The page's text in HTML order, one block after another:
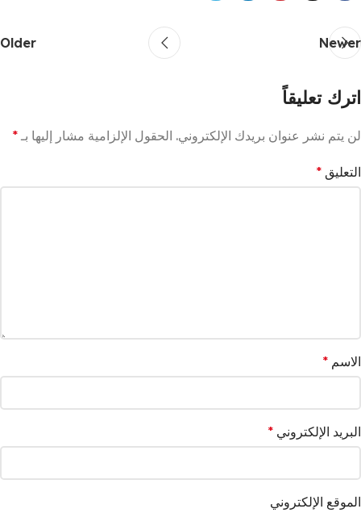
Newer
Older
اترك تعليقاً
لن يتم نشر عنوان بريدك الإلكتروني. الحقول الإلزامية مشار إليها بـ *
التعليق *
الاسم *
البريد الإلكتروني *
الموقع الإلكتروني